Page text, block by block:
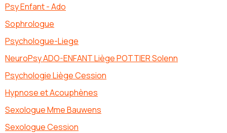
Psy Enfant - Ado
Sophrologue
Psychologue-Liege
NeuroPsy ADO-ENFANT Liège POTTIER Solenn
Psychologie Liège Cession
Hypnose et Acouphènes
Sexologue Mme Bauwens
Sexologue Cession